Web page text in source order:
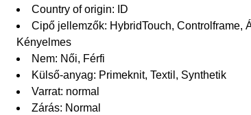
Country of origin: ID
Cipő jellemzők: HybridTouch, Controlframe,
Kényelmes
Nem: Női, Férfi
Külső-anyag: Primeknit, Textil, Synthetik
Varrat: normal
Zárás: Normal